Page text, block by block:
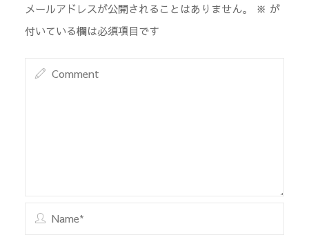
メールアドレスが公開されることはありません。 ※ が
付いている欄は必須項目です